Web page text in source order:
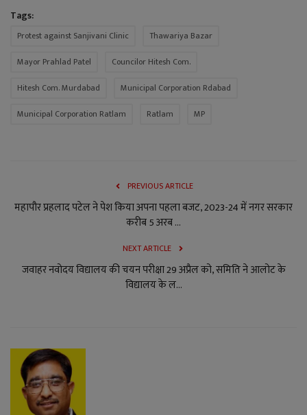
Tags:
Protest against Sanjivani Clinic
Thawariya Bazar
Mayor Prahlad Patel
Councilor Hitesh Com.
Hitesh Com. Murdabad
Municipal Corporation Rdabad
Municipal Corporation Ratlam
Ratlam MP
PREVIOUS ARTICLE
महापौर प्रहलाद पटेल ने पेश किया अपना पहला बजट, 2023-24 में नगर सरकार
करीब 5 अरब ...
NEXT ARTICLE
जवाहर नवोदय विद्यालय की चयन परीक्षा 29 अप्रैल को, समिति ने आलोट के
विद्यालय के ल...